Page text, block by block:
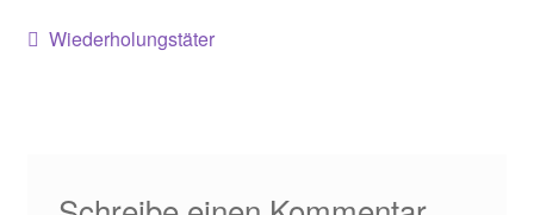
Beitragsnavigation
Vorheriger
Wiederholungstäter